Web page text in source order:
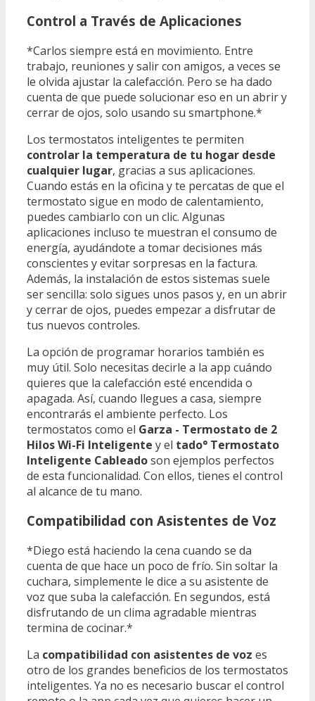
Control a Través de Aplicaciones
*Carlos siempre está en movimiento. Entre
trabajo, reuniones y salir con amigos, a veces se
le olvida ajustar la calefacción. Pero se ha dado
cuenta de que puede solucionar eso en un abrir y
cerrar de ojos, solo usando su smartphone.*
Los termostatos inteligentes te permiten
controlar la temperatura de tu hogar desde
cualquier lugar, gracias a sus aplicaciones.
Cuando estás en la oficina y te percatas de que el
termostato sigue en modo de calentamiento,
puedes cambiarlo con un clic. Algunas
aplicaciones incluso te muestran el consumo de
energía, ayudándote a tomar decisiones más
conscientes y evitar sorpresas en la factura.
Además, la instalación de estos sistemas suele
ser sencilla: solo sigues unos pasos y, en un abrir
y cerrar de ojos, puedes empezar a disfrutar de
tus nuevos controles.
La opción de programar horarios también es
muy útil. Solo necesitas decirle a la app cuándo
quieres que la calefacción esté encendida o
apagada. Así, cuando llegues a casa, siempre
encontrarás el ambiente perfecto. Los
termostatos como el Garza - Termostato de 2
Hilos Wi-Fi Inteligente y el tado° Termostato
Inteligente Cableadoson ejemplos perfectos
de esta funcionalidad. Con ellos, tienes el control
al alcance de tu mano.
Compatibilidad con Asistentes de Voz
*Diego está haciendo la cena cuando se da
cuenta de que hace un poco de frío. Sin soltar la
cuchara, simplemente le dice a su asistente de
voz que suba la calefacción. En segundos, está
disfrutando de un clima agradable mientras
termina de cocinar.*
La compatibilidad con asistentes de voz es
otro de los grandes beneficios de los termostatos
inteligentes. Ya no es necesario buscar el control